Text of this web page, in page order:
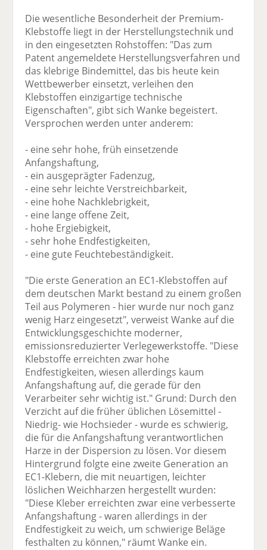
Die wesentliche Besonderheit der Premium-
Klebstoffe liegt in der Herstellungstechnik und
in den eingesetzten Rohstoffen: "Das zum
Patent angemeldete Herstellungsverfahren und
das klebrige Bindemittel, das bis heute kein
Wettbewerber einsetzt, verleihen den
Klebstoffen einzigartige technische
Eigenschaften", gibt sich Wanke begeistert.
Versprochen werden unter anderem:
- eine sehr hohe, früh einsetzende
Anfangshaftung,
- ein ausgeprägter Fadenzug,
- eine sehr leichte Verstreichbarkeit,
- eine hohe Nachklebrigkeit,
- eine lange offene Zeit,
- hohe Ergiebigkeit,
- sehr hohe Endfestigkeiten,
- eine gute Feuchtebeständigkeit.
"Die erste Generation an EC1-Klebstoffen auf
dem deutschen Markt bestand zu einem großen
Teil aus Polymeren - hier wurde nur noch ganz
wenig Harz eingesetzt", verweist Wanke auf die
Entwicklungsgeschichte moderner,
emissionsreduzierter Verlegewerkstoffe. "Diese
Klebstoffe erreichten zwar hohe
Endfestigkeiten, wiesen allerdings kaum
Anfangshaftung auf, die gerade für den
Verarbeiter sehr wichtig ist." Grund: Durch den
Verzicht auf die früher üblichen Lösemittel -
Niedrig- wie Hochsieder - wurde es schwierig,
die für die Anfangshaftung verantwortlichen
Harze in der Dispersion zu lösen. Vor diesem
Hintergrund folgte eine zweite Generation an
EC1-Klebern, die mit neuartigen, leichter
löslichen Weichharzen hergestellt wurden:
"Diese Kleber erreichten zwar eine verbesserte
Anfangshaftung - waren allerdings in der
Endfestigkeit zu weich, um schwierige Beläge
festhalten zu können," räumt Wanke ein.